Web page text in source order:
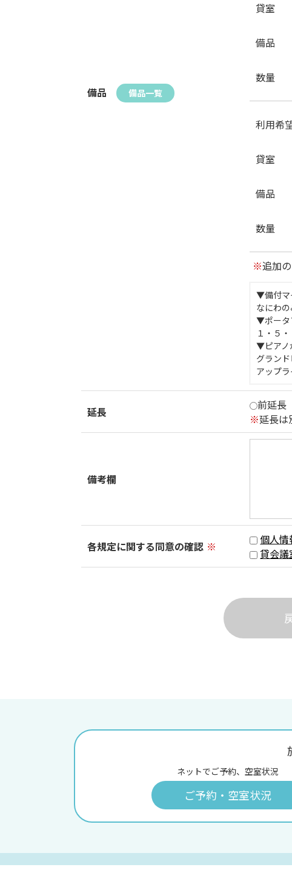
備品 備品一覧
貸室
備品
数量
利用希
貸室
備品
数量
※追加
▼備付マ
なにわ
▼ポータ
１・５
▼ピアノ
グラン
アップ
延長 前延長
※延長は
備考欄
各規定に関する同意の確認 ※ 個人
貸会議
ネットでご予約、空室状況
ご予約・空室状況